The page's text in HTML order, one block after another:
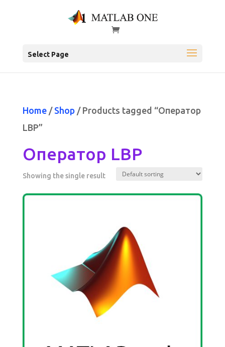
Select Page
Home/ Shop/ Products tagged “Оператор
LBP”
Оператор LBP
Showing the single result